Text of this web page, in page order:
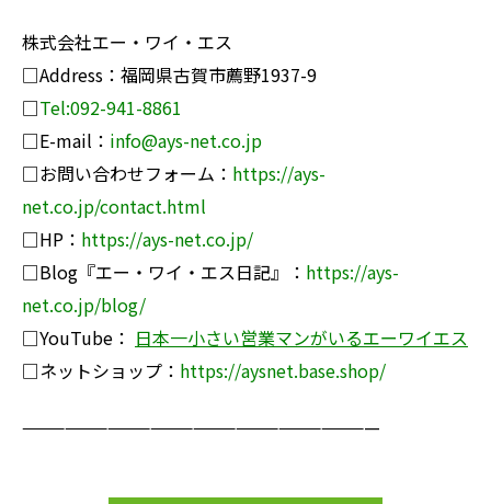
株式会社エー・ワイ・エス
□Address：福岡県古賀市薦野1937-9
□Tel:092-941-8861
□E-mail： info@ays-net.co.jp
□お問い合わせフォーム： https://ays-
net.co.jp/contact.html
□HP： https://ays-net.co.jp/
□Blog『エー・ワイ・エス日記』： https://ays-
net.co.jp/blog/
□YouTube： 日本一小さい営業マンがいるエーワイエス
□ネットショップ： https://aysnet.base.shop/
—————————————————————————